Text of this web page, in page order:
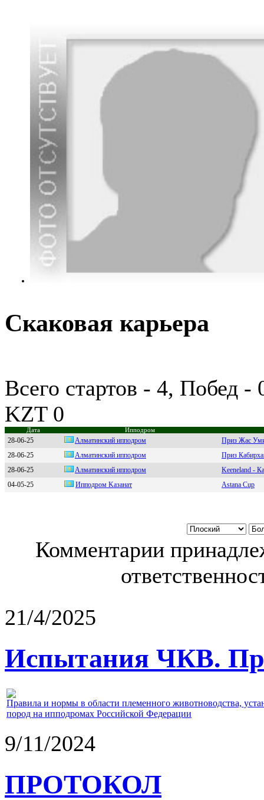
Скаковая карьера
Всего стартов - 4, Побед
KZT 0
Дата Ипподром
28-06-25 Aлматинский ипподром
Приз Жас
28-06-25
Aлмaтинcкий ипподpом
Приз
28-06-25
Aлмaтинский иппoдpoм
Keeneland -
04-05-25
Ипподpом Kaзaнaт Astana Cup
Комментарии
21/4/2025
Испытания ЧКВ.
Правила и нормы в области племенного животноводства,
пород на ипподромах Российской Федерации
9/11/2024
ПРОТОКОЛ